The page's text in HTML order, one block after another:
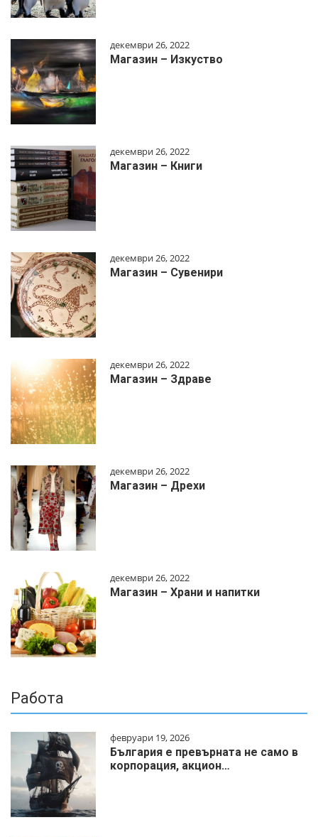
декември 26, 2022
Магазин – Изкуство
декември 26, 2022
Магазин – Книги
декември 26, 2022
Магазин – Сувенири
декември 26, 2022
Магазин – Здраве
декември 26, 2022
Магазин – Дрехи
декември 26, 2022
Магазин – Храни и напитки
Работа
февруари 19, 2026
България е превърната не само в
корпорация, акцион…